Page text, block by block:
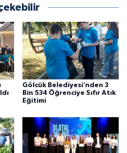
Gölcük Belediyesi’nden 3
Bin 534 Öğrenciye Sıfır Atık
Eğitimi